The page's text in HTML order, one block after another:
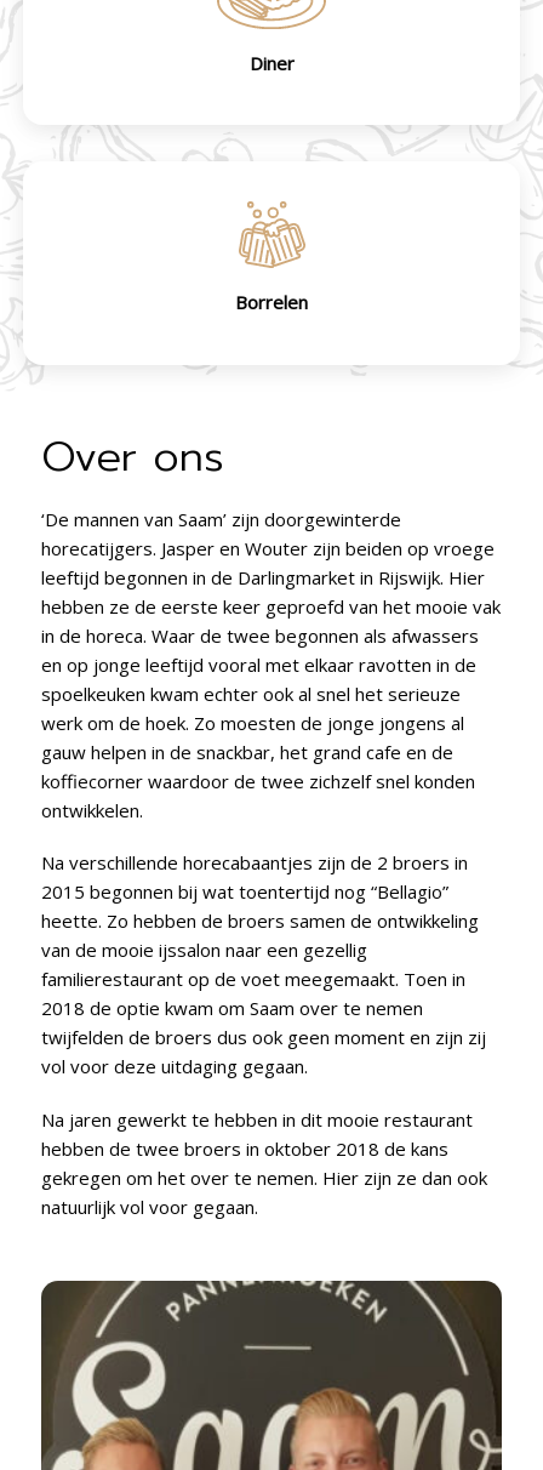
Diner
Borrelen
Over ons
‘De mannen van Saam’ zijn doorgewinterde
horecatijgers. Jasper en Wouter zijn beiden op vroege
leeftijd begonnen in de Darlingmarket in Rijswijk. Hier
hebben ze de eerste keer geproefd van het mooie vak
in de horeca. Waar de twee begonnen als afwassers
en op jonge leeftijd vooral met elkaar ravotten in de
spoelkeuken kwam echter ook al snel het serieuze
werk om de hoek. Zo moesten de jonge jongens al
gauw helpen in de snackbar, het grand cafe en de
koffiecorner waardoor de twee zichzelf snel konden
ontwikkelen.
Na verschillende horecabaantjes zijn de 2 broers in
2015 begonnen bij wat toentertijd nog “Bellagio”
heette. Zo hebben de broers samen de ontwikkeling
van de mooie ijssalon naar een gezellig
familierestaurant op de voet meegemaakt. Toen in
2018 de optie kwam om Saam over te nemen
twijfelden de broers dus ook geen moment en zijn zij
vol voor deze uitdaging gegaan.
Na jaren gewerkt te hebben in dit mooie restaurant
hebben de twee broers in oktober 2018 de kans
gekregen om het over te nemen. Hier zijn ze dan ook
natuurlijk vol voor gegaan.